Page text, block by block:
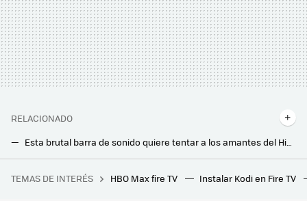
RELACIONADO
Esta brutal barra de sonido quiere tentar a los amantes del HiFi y del cine en casa: es enorme, potente y no necesita subwoofer
Los mejores altavoces inteligentes: ¿Cuál comprar? Consejos y recomendaciones
TEMAS DE INTERÉS HBO Max fire TV Instalar Kodi en Fire TV